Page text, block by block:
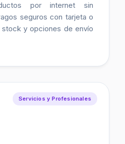
por internet sin
seguros con tarjeta o
stock y opciones de envío
Servicios y Profesionales